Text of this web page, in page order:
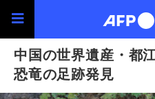
中国の世界遺産・都
恐竜の足跡発見